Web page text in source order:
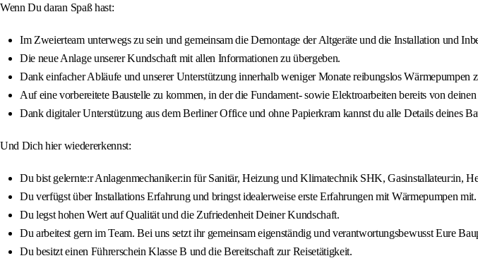
Wenn Du daran Spaß hast:
Im Zweierteam unterwegs zu sein und gemeinsam die Demontage der Altgeräte und die Installation und
Die neue Anlage unserer Kundschaft mit allen Informationen zu übergeben.
Dank einfacher Abläufe und unserer Unterstützung innerhalb weniger Monate reibungslos
Auf eine vorbereitete Baustelle zu kommen, in der die Fundament- sowie Elektroarbeiten bereits von
Dank digitaler Unterstützung aus dem Berliner Office und ohne Papierkram kannst du alle Details deines
Und Dich hier wiedererkennst:
Du bist gelernte:r Anlagenmechaniker:in für Sanitär, Heizung und Klimatechnik SHK, Gasinstallateur:in,
Du verfügst über Installations Erfahrung und bringst idealerweise erste Erfahrungen mit Wärmepumpen mit.
Du legst hohen Wert auf Qualität und die Zufriedenheit Deiner Kundschaft.
Du arbeitest gern im Team. Bei uns setzt ihr gemeinsam eigenständig und verantwortungsbewusst Eure
Du besitzt einen Führerschein Klasse B und die Bereitschaft zur Reisetätigkeit.